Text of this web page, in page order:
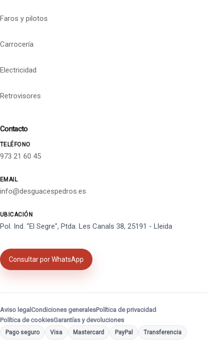
Faros y pilotos
Carrocería
Electricidad
Retrovisores
Contacto
TELÉFONO
973 21 60 45
EMAIL
info@desguacespedros.es
UBICACIÓN
Pol. Ind. "El Segre", Ptda. Les Canals 38, 25191 - Lleida
Consultar por WhatsApp
Aviso legal Condiciones generalesPolítica de privacidad
Política de cookiesGarantías y devoluciones
Pago seguro Visa Mastercard PayPal Transferencia